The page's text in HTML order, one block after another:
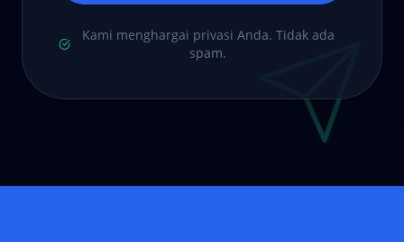
Kami menghargai privasi Anda. Tidak ada
spam.